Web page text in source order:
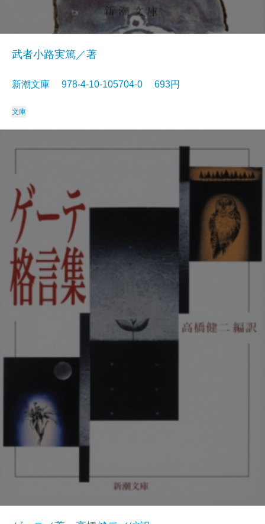
武者小路実篤／著
新潮文庫 978-4-10-105704-0 693円
文庫